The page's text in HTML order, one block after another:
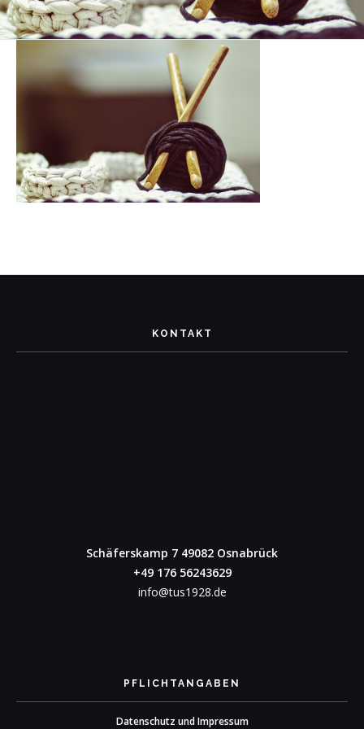
KONTAKT
Schäferskamp 7 49082 Osnabrück
+49 176 56243629
info@tus1928.de
PFLICHTANGABEN
Datenschutz und Impressum